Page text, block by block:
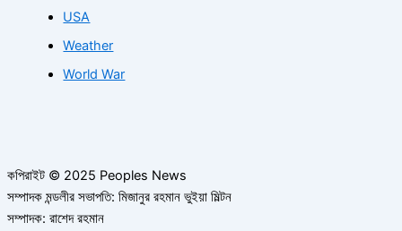
USA
Weather
World War
কপিরাইট © 2025 Peoples News
সম্পাদক মন্ডলীর সভাপতি: মিজানুর রহমান ভুইয়া মিল্টন
সম্পাদক: রাশেদ রহমান